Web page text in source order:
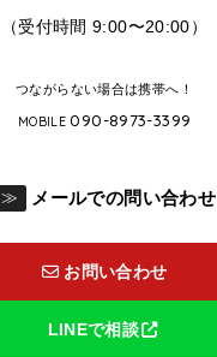
（受付時間 9:00〜20:00）
つながらない場合は携帯へ！
MOBILE090-8973-3399
≫ メールでの問い合わせ
お問い合わせ
LINEで相談